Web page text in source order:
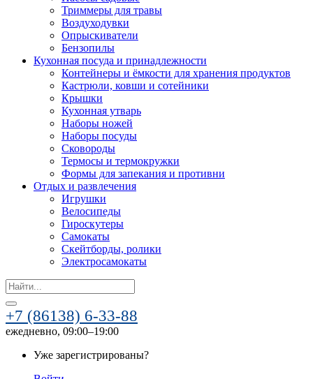
Триммеры для травы
Воздуходувки
Опрыскиватели
Бензопилы
Кухонная посуда и принадлежности
Контейнеры и ёмкости для хранения продуктов
Кастрюли, ковши и сотейники
Крышки
Кухонная утварь
Наборы ножей
Наборы посуды
Сковороды
Термосы и термокружки
Формы для запекания и противни
Отдых и развлечения
Игрушки
Велосипеды
Гироскутеры
Самокаты
Скейтборды, ролики
Электросамокаты
Search
for:
+7 (86138) 6-33-88
ежедневно, 09:00–19:00
Уже зарегистрированы?